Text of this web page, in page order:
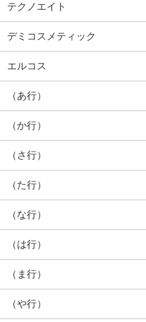
テクノエイト
デミコスメティック
エルコス
（あ行）
（か行）
（さ行）
（た行）
（な行）
（は行）
（ま行）
（や行）